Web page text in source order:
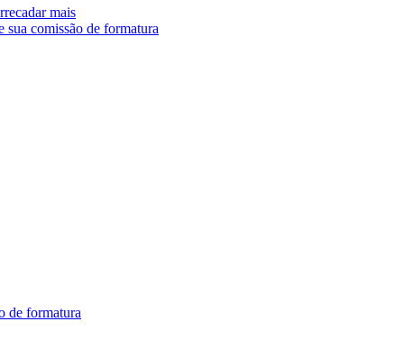
mais
sua comissão de formatura
de formatura